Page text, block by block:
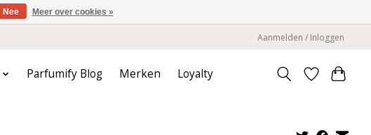
Aanmelden / Inloggen
Parfumify Blog Merken Loyalty
Nee Meer over cookies »